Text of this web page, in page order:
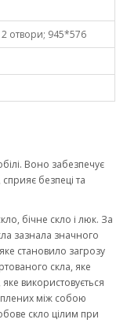
отвори; 945*576
Воно забезпечує
безпеці та
бічне скло і люк. За
зазнала значного
становило загрозу
скла, яке
використовується
між собою
скло цілим при